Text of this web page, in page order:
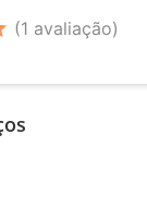
(1 avaliação)